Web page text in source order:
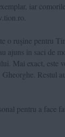
iar
o ruşine pentru
ajuns în saci de
Mai exact, este
Restul
pentru a face